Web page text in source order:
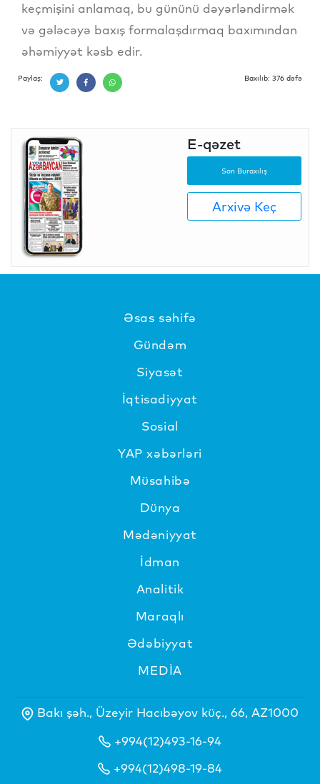
keçmişini anlamaq, bu gününü dəyərləndirmək
və gələcəyə baxış formalaşdırmaq baxımından
əhəmiyyət kəsb edir.
Paylaş: Baxılıb: 376 dəfə
E-qəzet
Son Buraxılış
Arxivə Keç
Əsas səhifə
Gündəm
Siyasət
İqtisadiyyat
Sosial
YAP xəbərləri
Müsahibə
Dünya
Mədəniyyat
İdman
Analitik
Maraqlı
Ədəbiyyat
MEDİA
Bakı şəh., Üzeyir Hacıbəyov küç., 66, AZ1000
+994(12)493-16-94
+994(12)498-19-84